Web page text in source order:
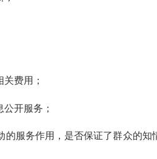
费用；
开服务；
服务作用，是否保证了群众的